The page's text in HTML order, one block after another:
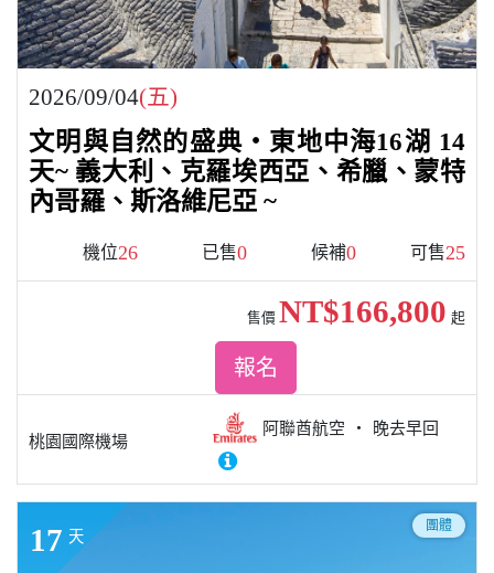
2026/09/04(五)
文明與自然的盛典・東地中海16湖 14
天~ 義大利、克羅埃西亞、希臘、蒙特
內哥羅、斯洛維尼亞 ~
機位26 已售0 候補0 可售25
桃園國際機場
阿聯酋航空 晚去早回
售價 NT$166,800 起
報名
17 天
團體